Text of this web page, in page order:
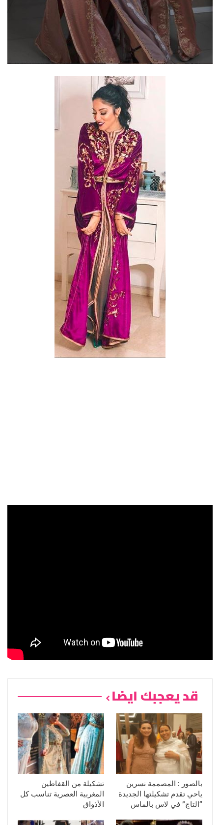
قد يعجبك ايضا
بالصور : المصممة نسرين
ياحي تقدم تشكيلتها الجديدة
“التاج” في لاس بالماس
تشكيلة من القفاطين
المغربية العصرية تناسب كل
الأذواق